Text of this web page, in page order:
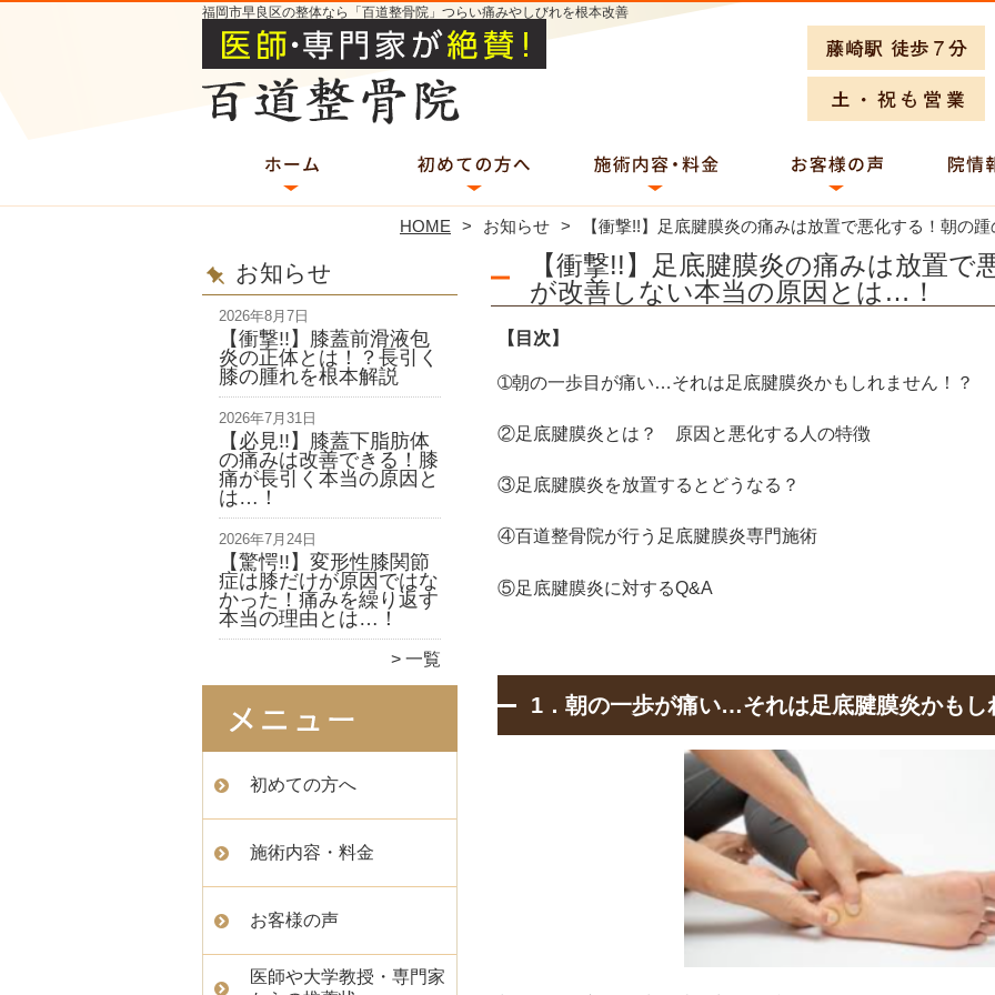
福岡市早良区の整体なら「百道整骨院」つらい痛みやしびれを根本改善
HOME お知らせ 【衝撃!!】足底腱膜炎の痛みは放置で悪化する！朝の
お知らせ
2026年8月7日
【衝撃!!】膝蓋前滑液包
炎の正体とは！？長引く
膝の腫れを根本解説
2026年7月31日
【必見!!】膝蓋下脂肪体
の痛みは改善できる！膝
痛が長引く本当の原因と
は…！
2026年7月24日
【驚愕!!】変形性膝関節
症は膝だけが原因ではな
かった！痛みを繰り返す
本当の理由とは…！
一覧
初めての方へ
施術内容・料金
お客様の声
医師や大学教授・専門家
【衝撃!!】足底腱膜炎の痛みは放置
が改善しない本当の原因とは…！
【目次】
➀朝の一歩目が痛い…それは足底腱膜炎かもしれません！？
②足底腱膜炎とは？ 原因と悪化する人の特徴
③足底腱膜炎を放置するとどうなる？
④百道整骨院が行う足底腱膜炎専門施術
⑤足底腱膜炎に対するQ&A
1．朝の一歩が痛い…それは足底腱膜炎かもし